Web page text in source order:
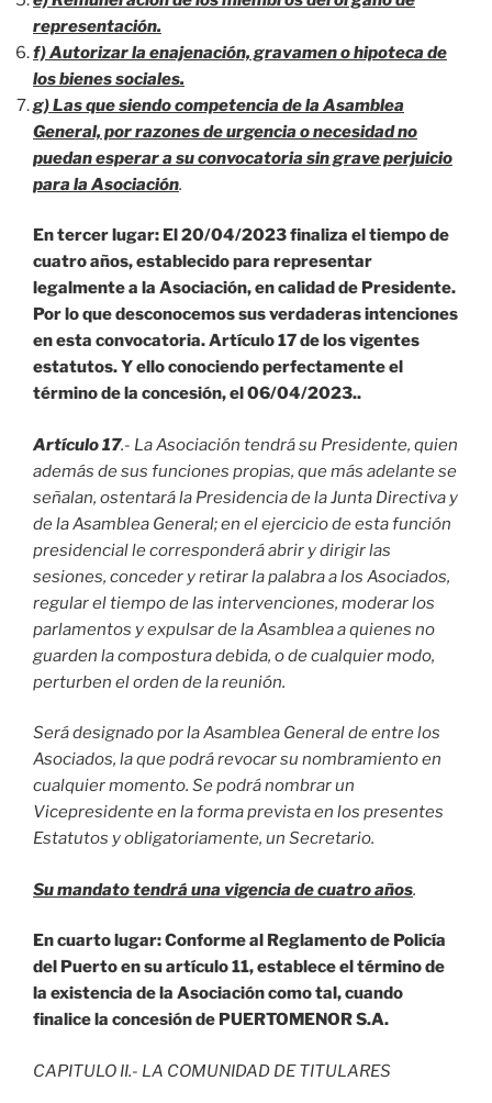
representación.
f) Autorizar la enajenación, gravamen o hipoteca de
los bienes sociales.
g)Las que siendo competencia de la Asamblea
General, por razones de urgencia o necesidad no
puedan esperar a su convocatoria sin grave perjuicio
para la Asociación.
En tercer lugar: El 20/04/2023 finaliza el tiempo de
cuatro años, establecido para representar
legalmente a la Asociación, en calidad de Presidente.
Por lo que desconocemos sus verdaderas intenciones
en esta convocatoria. Artículo 17 de los vigentes
estatutos. Y ello conociendo perfectamente el
término de la concesión, el 06/04/2023..
Artículo 17.- La Asociación tendrá su Presidente, quien
además de sus funciones propias, que más adelante se
señalan, ostentará la Presidencia de la Junta Directiva y
de la Asamblea General; en el ejercicio de esta función
presidencial le corresponderá abrir y dirigir las
sesiones, conceder y retirar la palabra a los Asociados,
regular el tiempo de las intervenciones, moderar los
parlamentos y expulsar de la Asamblea a quienes no
guarden la compostura debida, o de cualquier modo,
perturben el orden de la reunión.
Será designado por la Asamblea General de entre los
Asociados, la que podrá revocar su nombramiento en
cualquier momento. Se podrá nombrar un
Vicepresidente en la forma prevista en los presentes
Estatutos y obligatoriamente, un Secretario.
Su mandato tendrá una vigencia de cuatro años.
En cuarto lugar: Conforme al Reglamento de Policía
del Puerto en su artículo 11, establece el término de
la existencia de la Asociación como tal, cuando
finalice la concesión de PUERTOMENOR S.A.
CAPITULO II.- LA COMUNIDAD DE TITULARES